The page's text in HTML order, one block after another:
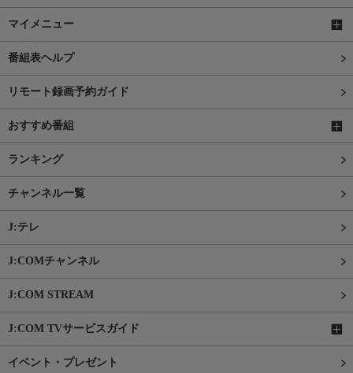
マイメニュー
番組表ヘルプ
リモート録画予約ガイド
おすすめ番組
ランキング
チャンネル一覧
J:テレ
J:COMチャンネル
J:COM STREAM
J:COM TVサービスガイド
イベント・プレゼント